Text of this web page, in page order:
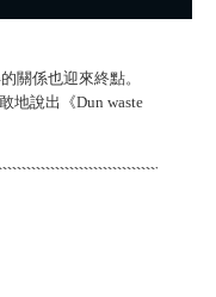
關係也迎來終點。
地說出《Dun waste